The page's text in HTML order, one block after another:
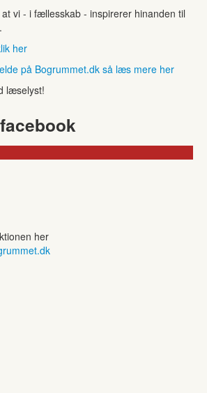
vi - i fællesskab - inspirerer hinanden til
her
på Bogrummet.dk så læs mere her
læselyst!
her